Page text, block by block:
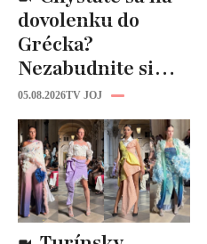
dovolenku do
Grécka?
Nezabudnite si
odtiaľ uloviť tieto
štýlové kúsky
05.08.2026TV JOJ